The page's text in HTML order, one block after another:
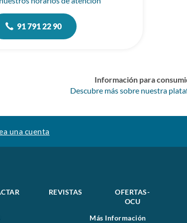
91 791 22 90
Información para
Descubre más sobre nuestra
una cuenta
REVISTAS
OFERTAS-
OCU
Más Información